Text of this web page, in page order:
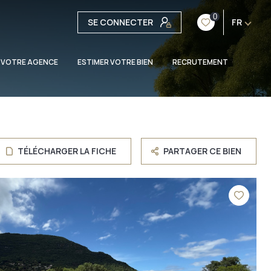
SE CONNECTER 0 FR
AGENCE ESTIMER VOTRE BIEN RECRUTEMENT
TÉLÉCHARGER LA FICHE PARTAGER CE BIEN